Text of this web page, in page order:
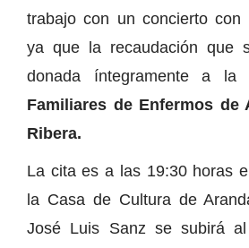
trabajo con un concierto con
ya que la recaudación que
donada íntegramente a la
Familiares de Enfermos de
Ribera.
La cita es a las 19:30 horas
la Casa de Cultura de
José Luis Sanz se subirá